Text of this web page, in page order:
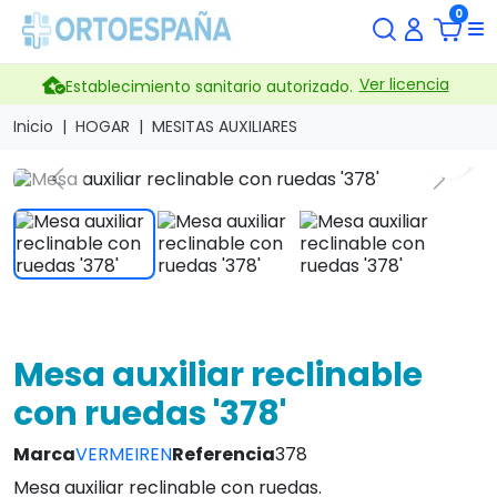
0
Establecimiento sanitario autorizado. Ver licencia
Inicio
HOGAR MESITAS AUXILIARES
Previous